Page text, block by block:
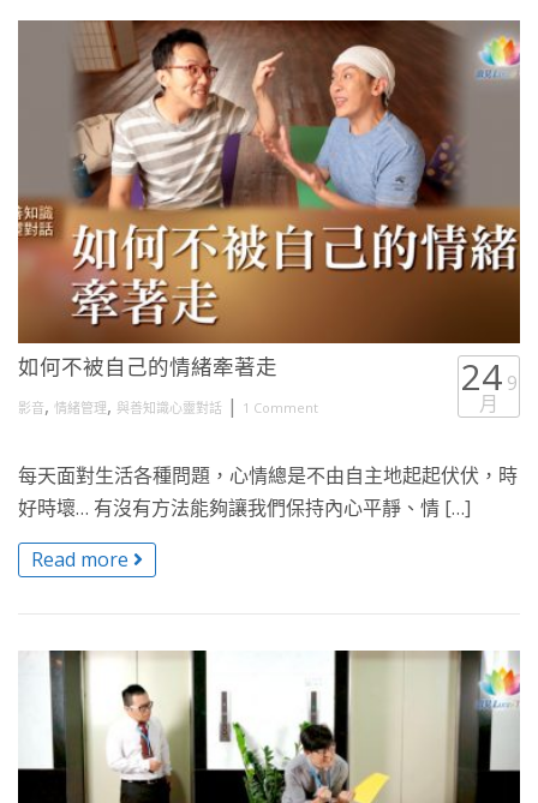
如何不被自己的情緒牽著走
影音, 情緒管理, 與善知識心靈對話 | 1 Comment
24 9
月
每天面對生活各種問題，心情總是不由自主地起起伏伏，時
好時壞… 有沒有方法能夠讓我們保持內心平靜、情 […]
Read more